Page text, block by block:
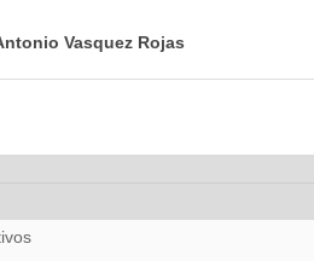
Vasquez Rojas